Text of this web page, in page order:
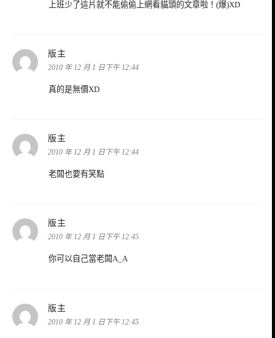
上班少了這片就不能偷偷上網看貓頭的文章啦！(爆)XD
版主
示:
2010 年 12 月 1 日下午 12:44
真的是無價XD
版主
示:
2010 年 12 月 1 日下午 12:44
老闆也要有笑點
版主
示:
2010 年 12 月 1 日下午 12:45
你可以自己當老闆A_A
版主
示:
2010 年 12 月 1 日下午 12:45